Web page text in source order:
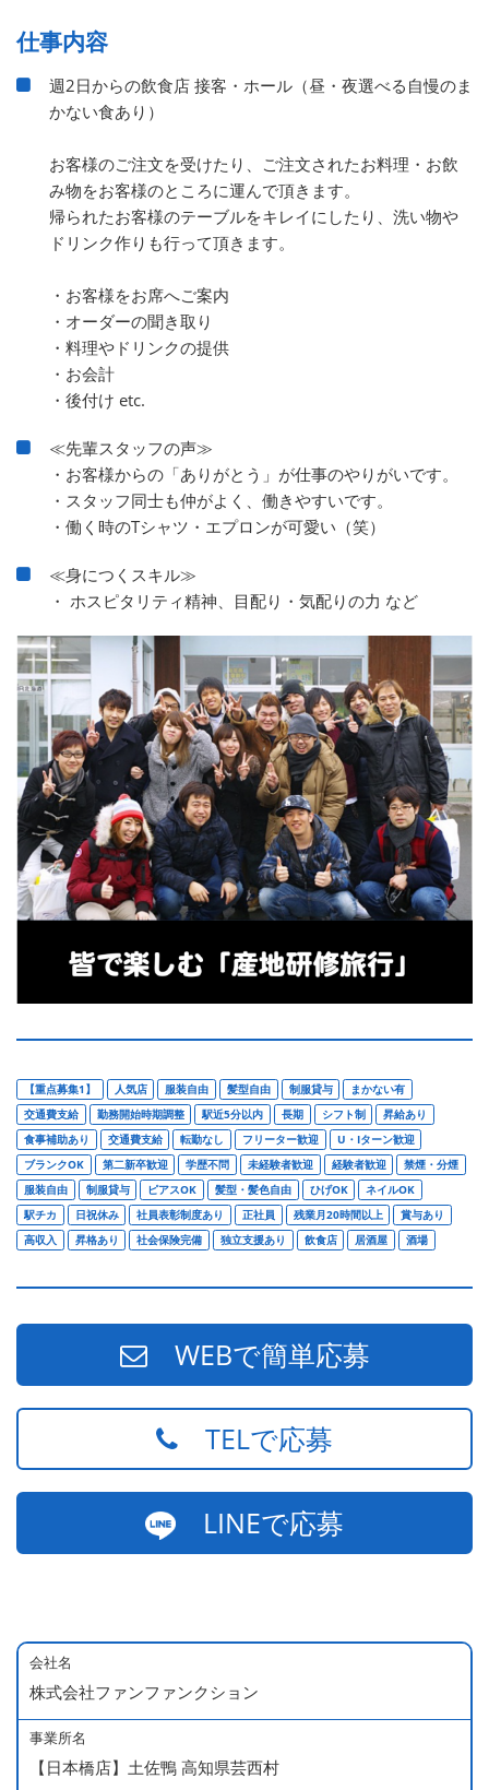
仕事内容
週2日からの飲食店 接客・ホール（昼・夜選べる自慢のま
かない食あり）
お客様のご注文を受けたり、ご注文されたお料理・お飲
み物をお客様のところに運んで頂きます。
帰られたお客様のテーブルをキレイにしたり、洗い物や
ドリンク作りも行って頂きます。
・お客様をお席へご案内
・オーダーの聞き取り
・料理やドリンクの提供
・お会計
・後付け etc.
≪先輩スタッフの声≫
・お客様からの「ありがとう」が仕事のやりがいです。
・スタッフ同士も仲がよく、働きやすいです。
・働く時のTシャツ・エプロンが可愛い（笑）
≪身につくスキル≫
・ ホスピタリティ精神、目配り・気配りの力 など
【重点募集1】 人気店 服装自由 髪型自由 制服貸与
まかない有
交通費支給
勤務開始時期調整 駅近5分以内 長期 シフト制
昇給あり
食事補助あり
交通費支給 転勤なし フリーター歓迎
U・Iターン歓迎
ブランクOK
第二新卒歓迎 学歴不問 未経験者歓迎 経験者歓迎
禁煙・分煙
服装自由
制服貸与 ピアスOK 髪型・髪色自由 ひげOK
ネイルOK
駅チカ
日祝休み 社員表彰制度あり 正社員 残業月20時間以上
賞与あり
高収入
昇格あり 社会保険完備 独立支援あり 飲食店 居酒屋 酒場
WEBで簡単応募
TELで応募
LINEで応募
会社名
株式会社ファンファンクション
事業所名
【日本橋店】土佐鴨 高知県芸西村